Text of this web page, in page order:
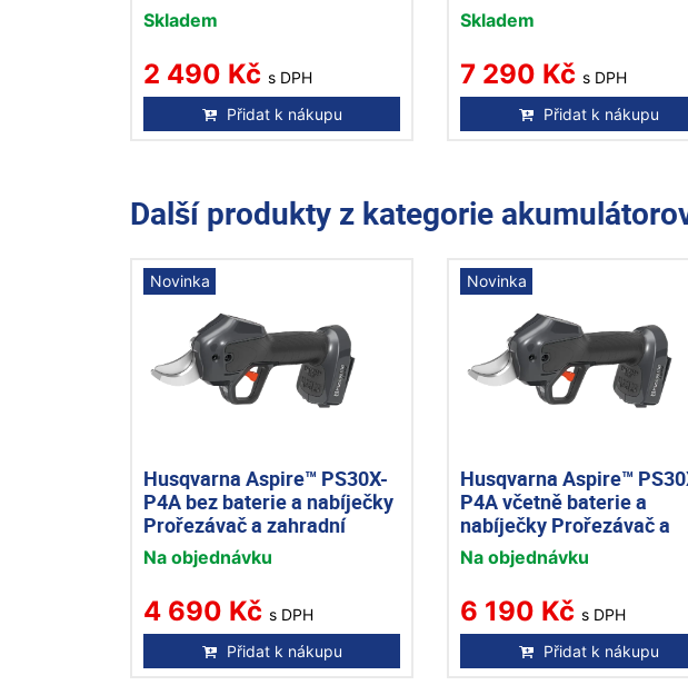
Skladem
2 490 Kč s DPH
Přidat k nákupu
Skladem
7 290 Kč s DPH
Přidat k nákupu
Další produkty z kategorie
Novinka
Husqvarna Aspire™ PS30X-
P4A bez baterie a nabíječky
Prořezávač a zahradní
nůžky
Na objednávku
4 690 Kč s DPH
Přidat k nákupu
Novinka
Husqvarna Aspire™
P4A včetně baterie a
nabíječky Prořezávač a
zahradní nůžky
Na objednávku
6 190 Kč s DPH
Přidat k nákupu